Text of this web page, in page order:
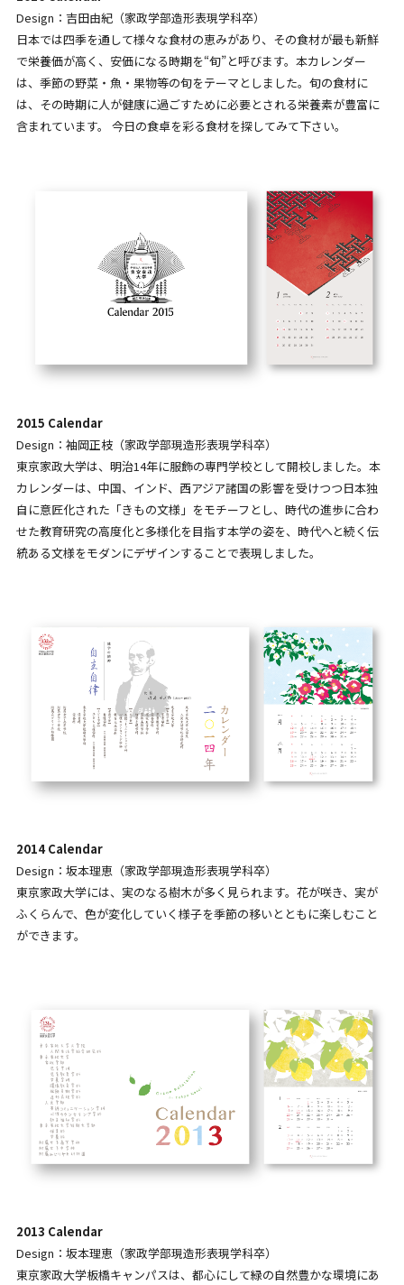
Design：吉田由紀（家政学部造形表現学科卒）
日本では四季を通して様々な食材の恵みがあり、その食材が最も新鮮
で栄養価が高く、安価になる時期を“旬”と呼びます。本カレンダー
は、季節の野菜・魚・果物等の旬をテーマとしました。旬の食材に
は、その時期に人が健康に過ごすために必要とされる栄養素が豊富に
含まれています。 今日の食卓を彩る食材を探してみて下さい。
2015 Calendar
Design：袖岡正枝（家政学部現造形表現学科卒）
東京家政大学は、明治14年に服飾の専門学校として開校しました。本
カレンダーは、中国、インド、西アジア諸国の影響を受けつつ日本独
自に意匠化された「きもの文様」をモチーフとし、時代の進歩に合わ
せた教育研究の高度化と多様化を目指す本学の姿を、時代へと続く伝
統ある文様をモダンにデザインすることで表現しました。
2014 Calendar
Design：坂本理恵（家政学部現造形表現学科卒）
東京家政大学には、実のなる樹木が多く見られます。花が咲き、実が
ふくらんで、色が変化していく様子を季節の移いとともに楽しむこと
ができます。
2013 Calendar
Design：坂本理恵（家政学部現造形表現学科卒）
東京家政大学板橋キャンパスは、都心にして緑の自然豊かな環境にあ